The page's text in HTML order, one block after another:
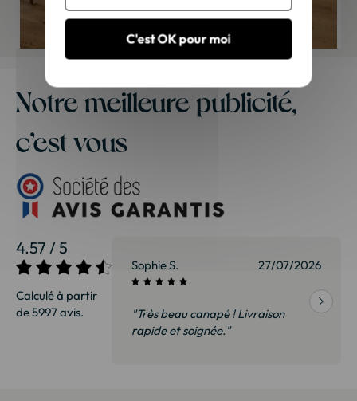
Notre meilleure publicité,
c’est vous
4.57 / 5
Calculé à partir
de 5997 avis.
27/07/2026 Sophie S. 27/07/2026
"Très beau canapé ! Livraison
rapide et soignée."
C'est OK pour moi